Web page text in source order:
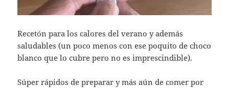
Recetón para los calores del verano y además
saludables (un poco menos con ese poquito de choco
blanco que lo cubre pero no es imprescindible).
Súper rápidos de preparar y más aún de comer por